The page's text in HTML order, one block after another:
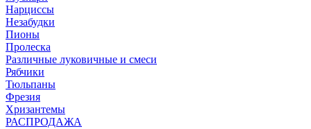
Нарцисcы
Незабудки
Пионы
Пролеска
Различные луковичные и смеси
Рябчики
Тюльпаны
Фрезия
Хризантемы
РАСПРОДАЖА